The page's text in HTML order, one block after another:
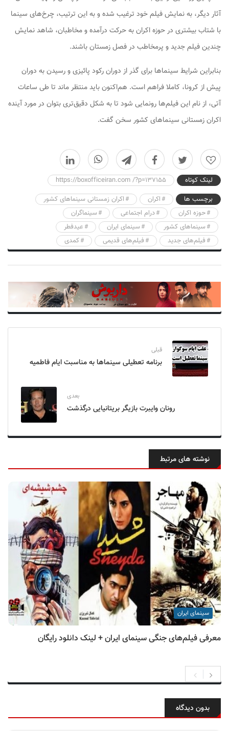
آثار دیگر، به نمایش فیلم خود ترغیب شده و به این ترتیب، چرخ‌های سینما
با شتاب بیشتری در حوزه اکران به حرکت درآمده و مخاطبان، شاهد نمایش
چندین فیلم جدید و پرمخاطب در فصل زمستان باشند.
بنابراین شرایط سینماها برای گذر از دوران رکود پائیزی و رسیدن به دوران
پیش از کرونا، کاملا فراهم است. هم‌اکنون باید منتظر ماند تا طی ساعات
آتی، از نام این فیلم‌ها رونمایی شود تا به شکل دقیق‌تری بتوان در مورد آینده
اکران زمستانی سینماهای کشور سخن گفت.
0
لینک کوتاه
https://boxofficeiran.com /?p=137155
برچسب ها
اکران
اکران زمستانی سینماهای کشور
حوزه اکران
درام اجتماعی
سینماگران
سینماهای کشور
سینمای ایران
عیدفطر
فیلم‌های جدید
فیلم‌های قدیمی کمدی
قبلی
برنامه تعطیلی سینماها به مناسبت ایام فاطمیه
بعدی
رونان وایبرت بازیگر بریتانیایی درگذشت
نوشته های مرتبط
سینمای ایران
معرفی فیلم‌های جنگی سینمای ایران + لینک دانلود رایگان
بدون دیدگاه